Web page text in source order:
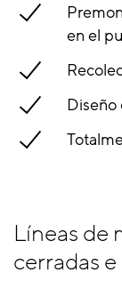
en el
Diseño
Líneas de
cerradas